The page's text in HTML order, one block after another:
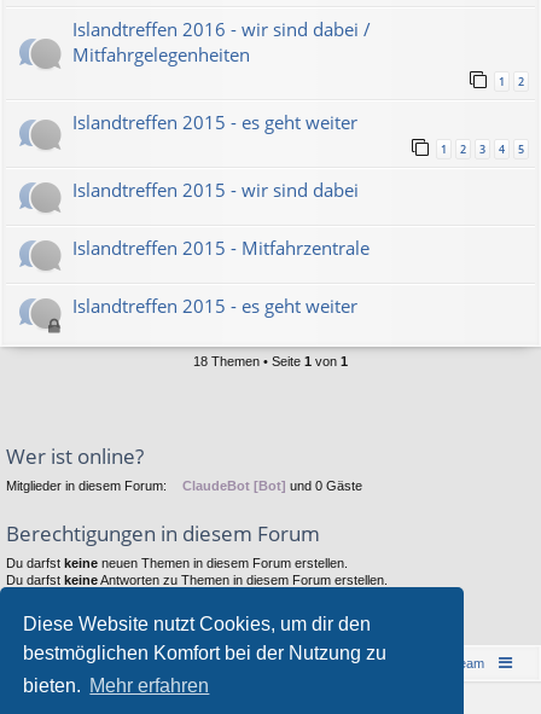
Diese Website nutzt Cookies, um dir den
bestmöglichen Komfort bei der Nutzung zu
bieten. Mehr erfahren
Islandtreffen 2016 - wir sind dabei /
Mitfahrgelegenheiten
1 2
Islandtreffen 2015 - es geht weiter
1 2 3 4 5
Islandtreffen 2015 - wir sind dabei
Islandtreffen 2015 - Mitfahrzentrale
Islandtreffen 2015 - es geht weiter
18 Themen • Seite 1 von 1
Wer ist online?
Mitglieder in diesem Forum: ClaudeBot [Bot] und 0 Gäste
Berechtigungen in diesem Forum
Du darfst keine neuen Themen in diesem Forum erstellen.
Du darfst keineAntworten zu Themen in diesem Forum erstellen.
Du darfst deine Beiträge in diesem Forum
löschen.
Du darfstkeineDateianhänge in diesem Forum erstellen.
Islandreise Portal Foren-Übersicht Das Team